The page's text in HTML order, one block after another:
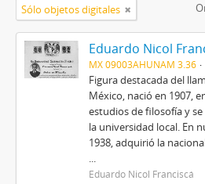
Sólo objetos digitales
Eduardo Nicol
MX 09003AHUNAM 3.36
Figura destacada del
México, nació en 1907,
estudios de filosofía y
la universidad local. En
1938, adquirió la
...
Eduardo Nicol Franciscá